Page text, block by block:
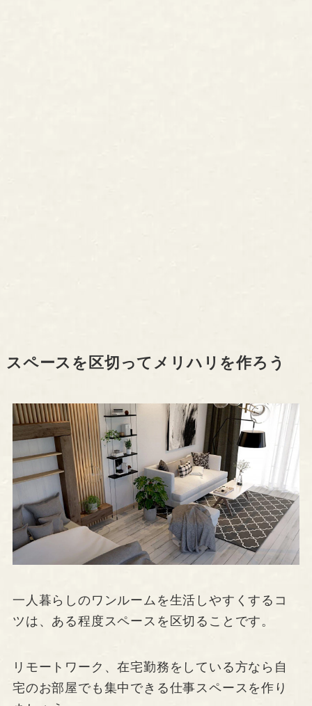
スペースを区切ってメリハリを作ろう
一人暮らしのワンルームを生活しやすくするコ
ツは、ある程度スペースを区切ることです。
リモートワーク、在宅勤務をしている方なら自
宅のお部屋でも集中できる仕事スペースを作り